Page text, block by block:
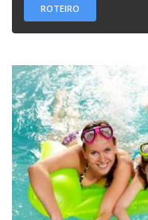
ROTEIRO